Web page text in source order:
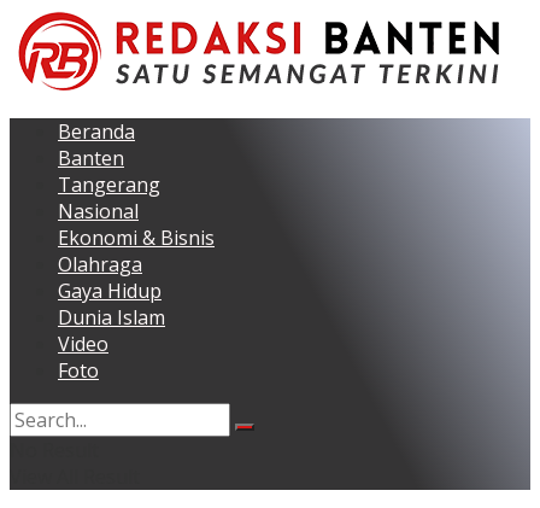
Beranda
Banten
Tangerang
Nasional
Ekonomi & Bisnis
Olahraga
Gaya Hidup
Dunia Islam
Video
Foto